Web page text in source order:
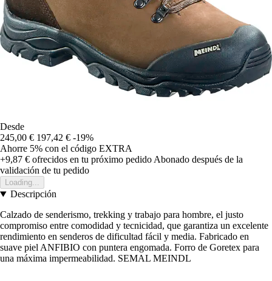
Desde
245,00 € 197,42 € -19%
Ahorre 5% con el código EXTRA
+9,87 € ofrecidos en tu próximo pedido Abonado después de la
validación de tu pedido
Loading...
Descripción
Calzado de senderismo, trekking y trabajo para hombre, el justo
compromiso entre comodidad y tecnicidad, que garantiza un excelente
rendimiento en senderos de dificultad fácil y media. Fabricado en
suave piel ANFIBIO con puntera engomada. Forro de Goretex para
una máxima impermeabilidad. SEMAL MEINDL